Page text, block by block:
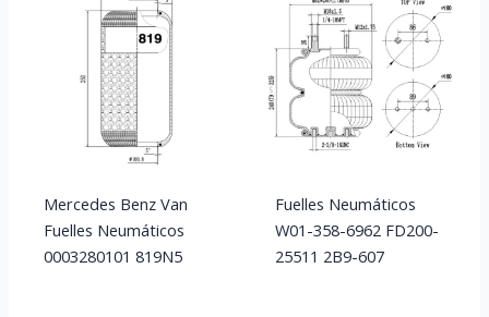
Mercedes Benz Van
Fuelles Neumáticos
0003280101 819N5
Fuelles Neumáticos
W01-358-6962 FD200-
25511 2B9-607